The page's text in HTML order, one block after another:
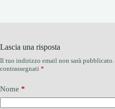
Lascia una risposta
Il tuo indirizzo email non sarà pubblicato.
contrassegnati *
Nome *